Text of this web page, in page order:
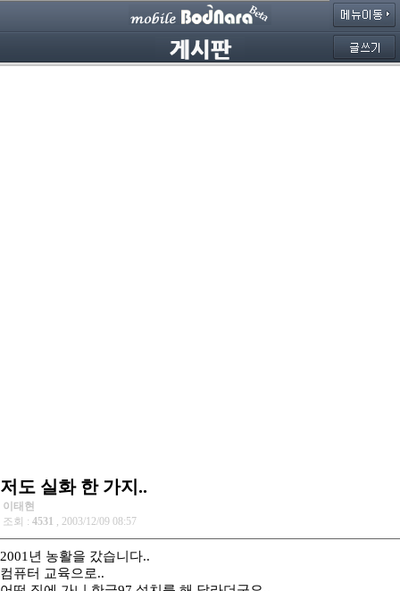
저도 실화 한 가지..
이태현
조회 : 4531 , 2003/12/09 08:57
2001년 농활을 갔습니다..
컴퓨터 교육으로..